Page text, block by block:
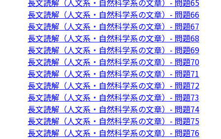
長文読解（人文系・自然科学系の文章）- 問題65
長文読解（人文系・自然科学系の文章）- 問題66
長文読解（人文系・自然科学系の文章）- 問題67
長文読解（人文系・自然科学系の文章）- 問題68
長文読解（人文系・自然科学系の文章）- 問題69
長文読解（人文系・自然科学系の文章）- 問題70
長文読解（人文系・自然科学系の文章）- 問題71
長文読解（人文系・自然科学系の文章）- 問題72
長文読解（人文系・自然科学系の文章）- 問題73
長文読解（人文系・自然科学系の文章）- 問題74
長文読解（人文系・自然科学系の文章）- 問題75
長文読解（人文系・自然科学系の文章）- 問題76